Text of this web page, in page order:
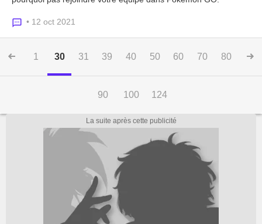
• 12 oct 2021
1 30 31 39 40 50 60 70 80
90 100 124